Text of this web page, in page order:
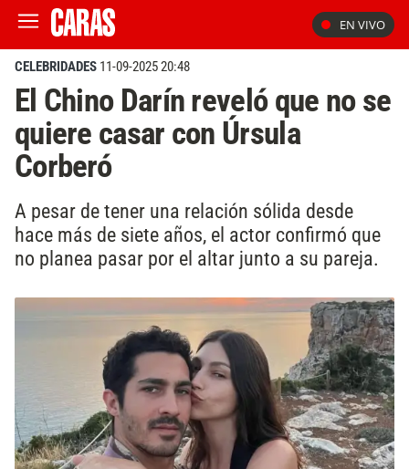
EN VIVO
CELEBRIDADES 11-09-2025 20:48
El Chino Darín reveló que no se
quiere casar con Úrsula
Corberó
A pesar de tener una relación sólida desde
hace más de siete años, el actor confirmó que
no planea pasar por el altar junto a su pareja.